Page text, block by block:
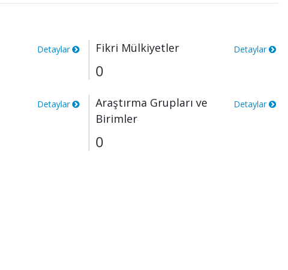
Detaylar Fikri Mülkiyetler Detaylar
0
Detaylar
Araştırma Grupları ve
Birimler
Detaylar
0